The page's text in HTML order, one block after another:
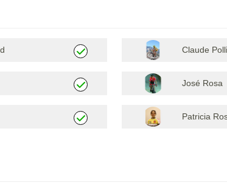
Claude
José Rosa
Patricia